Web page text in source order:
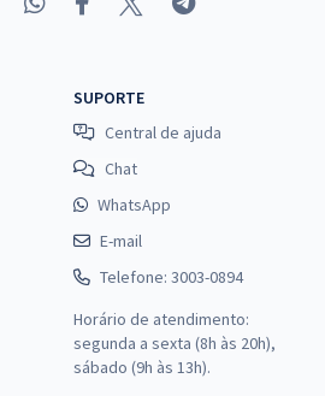
SUPORTE
Central de ajuda
Chat
WhatsApp
E-mail
Telefone: 3003-0894
Horário de atendimento:
segunda a sexta (8h às 20h),
sábado (9h às 13h).